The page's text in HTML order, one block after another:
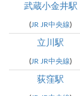
武蔵小金井駅
(JR JR中央線)
立川駅
(JR JR中央線)
荻窪駅